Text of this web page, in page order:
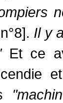
Il y
Et ce